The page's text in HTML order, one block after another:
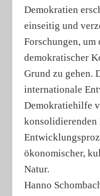
Demokratien
einseitig und
Forschungen,
demokratischer
Grund zu gehen.
internationale
Demokratiehilfe
konsolidierenden
ökonomischer,
Natur.
Hanno